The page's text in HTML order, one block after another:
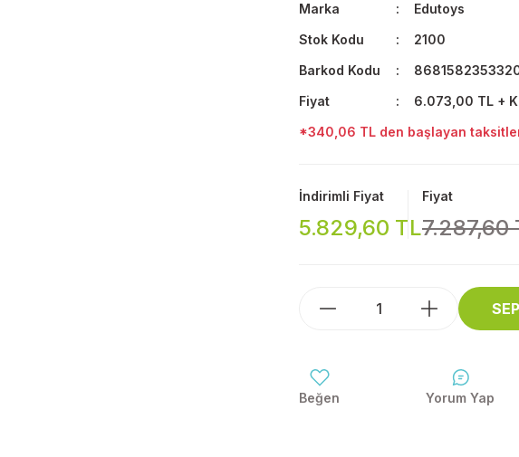
Marka
Edutoys
Stok Kodu
2100
Barkod Kodu
Fiyat
6.073,00 TL +
*340,06 TL den başlayan
İndirimli Fiyat
5.829,60 TL
Fiyat
7.287,60
Yorum Yap